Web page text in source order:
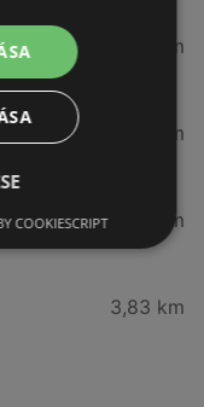
3,26 km
3,28 km
3,57 km
3,83 km
COOKIESCRIPT